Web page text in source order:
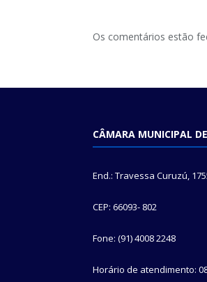
Os comentários estão
CÂMARA MUNICIPAL
End.: Travessa Curuzú,
CEP: 66093- 802
Fone: (91) 4008 2248
Horário de atendimento: